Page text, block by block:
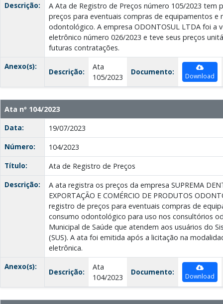
Descrição:
A Ata de Registro de Preços número 105/2023
preços para eventuais compras de equipamentos e
odontológico. A empresa ODONTOSUL LTDA foi a
eletrônico número 026/2023 e teve seus preços
futuras contratações.
Anexo(s):
Descrição:
Ata
105/2023
Documento: Download
Ata nº 104/2023
Data:
19/07/2023
Número:
104/2023
Título:
Ata de Registro de Preços
Descrição:
A ata registra os preços da empresa SUPREMA
EXPORTAÇÃO E COMÉRCIO DE PRODUTOS
registro de preços para eventuais compras de
consumo odontológico para uso nos consultórios
Municipal de Saúde que atendem aos usuários do
(SUS). A ata foi emitida após a licitação na
eletrônica.
Anexo(s):
Descrição:
Ata
104/2023
Documento: Download